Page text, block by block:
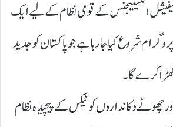
انٹیلیجنس کے قومی نظام کے لیے ایک
شروع کیا جا رہا ہے جو پاکستان کو جدید
کرے گا۔
چھوٹے دکانداروں کو ٹیکس کے پیچیدہ نظام